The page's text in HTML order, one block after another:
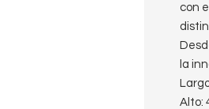
con
la
Alto: